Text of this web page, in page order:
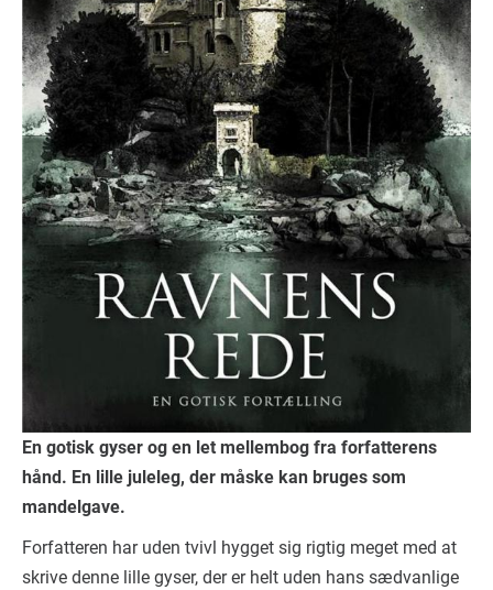
En gotisk gyser og en let mellembog fra forfatterens
hånd. En lille juleleg, der måske kan bruges som
mandelgave.
Forfatteren har uden tvivl hygget sig rigtig meget med at
skrive denne lille gyser, der er helt uden hans sædvanlige